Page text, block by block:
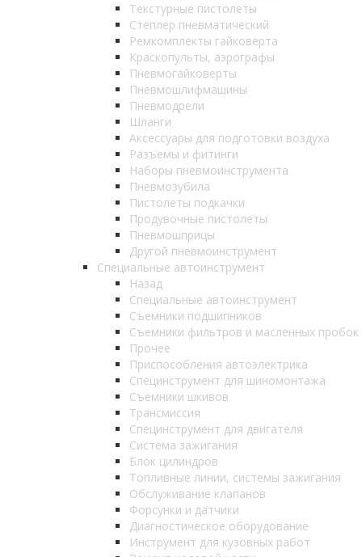
Текстурные пистолеты
Степлер пневматический
Ремкомплекты гайковерта
Краскопульты, аэрографы
Пневмогайковерты
Пневмошлифмашины
Пневмодрели
Шланги
Аксессуары для подготовки воздуха
Разъемы и фитинги
Наборы пневмоинструмента
Пневмозубила
Пистолеты подкачки
Продувочные пистолеты
Пневмошприцы
Другой пневмоинструмент
Специальные автоинструмент
Назад
Специальные автоинструмент
Съемники подшипников
Съемники фильтров и масленных пробок
Прочее
Приспособления автоэлектрика
Специнструмент для шиномонтажа
Съемники шкивов
Трансмиссия
Специнструмент для двигателя
Система зажигания
Блок цилиндров
Топливные линии, системы зажигания
Обслуживание клапанов
Форсунки и датчики
Диагностическое оборудование
Инструмент для кузовных работ